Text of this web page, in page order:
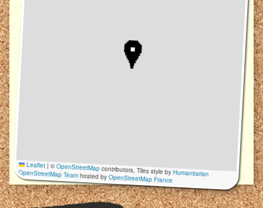
Leaflet |©OpenStreetMapcontributors, Tiles style byHumanitarian
OpenStreetMap Teamhosted byOpenStreetMap France